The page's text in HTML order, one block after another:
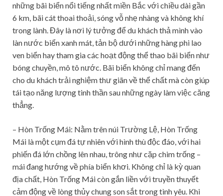
những bãi biển nổi tiếng nhất miền Bắc với chiều dài gần
6 km, bãi cát thoai thoải, sóng vỗ nhẹ nhàng và không khí
trong lành. Đây là nơi lý tưởng để du khách thả mình vào
làn nước biển xanh mát, tản bộ dưới những hàng phi lao
ven biển hay tham gia các hoạt động thể thao bãi biển như
bóng chuyền, mô tô nước. Bãi biển không chỉ mang đến
cho du khách trải nghiệm thư giãn về thể chất mà còn giúp
tái tạo năng lượng tinh thần sau những ngày làm việc căng
thẳng.
– Hòn Trống Mái: Nằm trên núi Trường Lệ, Hòn Trống
Mái là một cụm đá tự nhiên với hình thù độc đáo, với hai
phiến đá lớn chồng lên nhau, trông như cặp chim trống –
mái đang hướng về phía biển khơi. Không chỉ là kỳ quan
địa chất, Hòn Trống Mái còn gắn liền với truyền thuyết
cảm động về lòng thủy chung son sắt trong tình yêu. Khi